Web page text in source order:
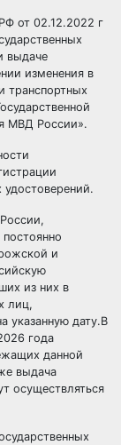
от 02.12.2022 г
выдаче
изменения в
транспортных
МВД России».
удостоверений.
и
из них в
лиц,
указанную дату.В
года
данной
выдача
осуществляться